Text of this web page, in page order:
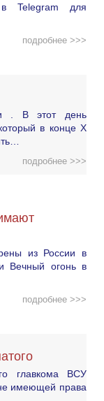
в Telegram для
подробнее >>>
. В этот день
в конце X
подробнее >>>
из России в
Вечный огонь в
подробнее >>>
главкома ВСУ
имеющей права